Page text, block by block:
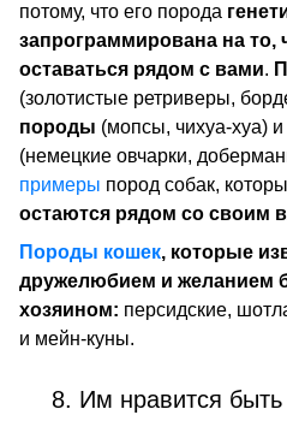
потому, что его порода
запрограммирована на то,
оставаться рядом с вами.
(золотистые ретриверы,
породы (мопсы, чихуа-хуа) и
(немецкие овчарки,
примеры пород собак,
остаются рядом со своим
Породы кошек, которые
дружелюбием и желанием
хозяином: персидские,
и мейн-куны.
8. Им нравится